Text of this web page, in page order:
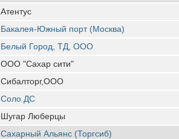
Атентус
Бакалея-Южный порт (Москва)
Белый Город, ТД, ООО
ООО "Сахар сити"
Сибалторг,ООО
Соло ДС
Шугар Люберцы
Сахарный Альянс (Торгсиб)